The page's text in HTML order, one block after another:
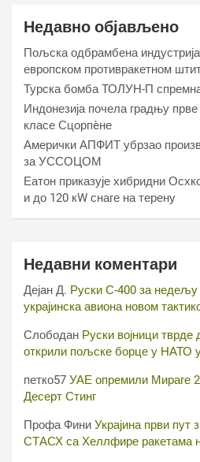
Недавно објављено
Пољска одбрамбена
европском противракетном
Турска бомба ТОЛУН-П
Индонезија почела градњу
класе Сцорпèне
Амерички АПФИТ убрзао
за УССОЦОМ
Еатон приказује хибридни
и до 120 кW снаге на терену
Недавни коментари
Дејан Д. Руски С-400 за
украјинска авиона новом
Слободан Руски војници тврде
открили пољске борце у НАТО
петко57 УАЕ опремили Мираге
Десерт Стинг
Профа Фини Украјина први пут
СТАСХ са Хеллфире ракетама